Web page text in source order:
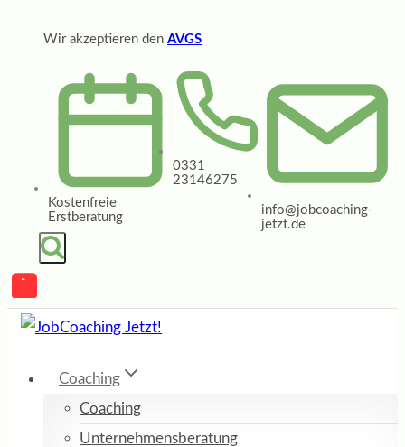
Wir akzeptieren den AVGS
Kostenfreie
Erstberatung
0331
23146275
info@jobcoaching-
jetzt.de
Coaching
Coaching
Unternehmensberatung